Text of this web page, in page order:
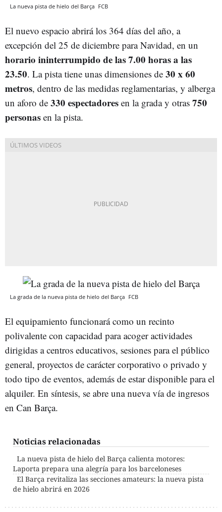
La nueva pista de hielo del Barça FCB
El nuevo espacio abrirá los 364 días del año, a
excepción del 25 de diciembre para Navidad, en un
horario ininterrumpido de las 7.00 horas a las
23.50. La pista tiene unas dimensiones de 30 x 60
metros, dentro de las medidas reglamentarias, y alberga
un aforo de 330 espectadores en la grada y otras 750
personas en la pista.
La grada de la nueva pista de hielo del Barça FCB
El equipamiento funcionará como un recinto
polivalente con capacidad para acoger actividades
dirigidas a centros educativos, sesiones para el público
general, proyectos de carácter corporativo o privado y
todo tipo de eventos, además de estar disponible para el
alquiler. En síntesis, se abre una nueva vía de ingresos
en Can Barça.
Noticias relacionadas
La nueva pista de hielo del Barça calienta motores:
Laporta prepara una alegría para los barceloneses
El Barça revitaliza las secciones amateurs: la nueva pista
de hielo abrirá en 2026